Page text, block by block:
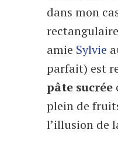
dans mon
amie Sylvie
parfait) est
pâte sucrée
plein de
l’illusion de